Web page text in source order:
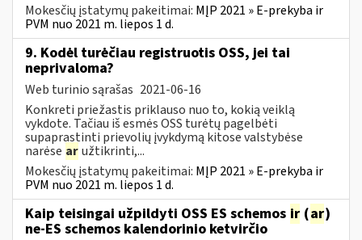
Mokesčių įstatymų pakeitimai: MĮP 2021 » E-prekyba ir
PVM nuo 2021 m. liepos 1 d.
9. Kodėl turėčiau registruotis OSS, jei tai
neprivaloma?
Web turinio sąrašas 2021-06-16
Konkreti priežastis priklauso nuo to, kokią veiklą
vykdote. Tačiau iš esmės OSS turėtų pagelbėti
supaprastinti prievolių įvykdymą kitose valstybėse
narėse aružtikrinti,...
Mokesčių įstatymų pakeitimai: MĮP 2021 » E-prekyba ir
PVM nuo 2021 m. liepos 1 d.
Kaip teisingai užpildyti OSS ES schemos ir (ar)
ne-ES schemos kalendorinio ketvirčio